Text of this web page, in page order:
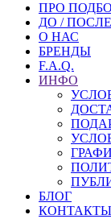
ПРО
ДО / ПОСЛЕ
О НАС
БРЕНДЫ
F.A.Q.
ИНФО
БЛОГ
КОНТАКТЫ